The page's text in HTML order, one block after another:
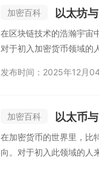
加密百科 以太坊
在区块链技术的浩瀚宇宙
对于初入加密货币领域的
发布时间：2025年12月
加密百科 以太币
在加密货币的世界里，比
向。对于初入此领域的人